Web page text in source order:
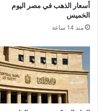
أسعار الذهب في مصر اليوم
الخميس
منذ 14 ساعة